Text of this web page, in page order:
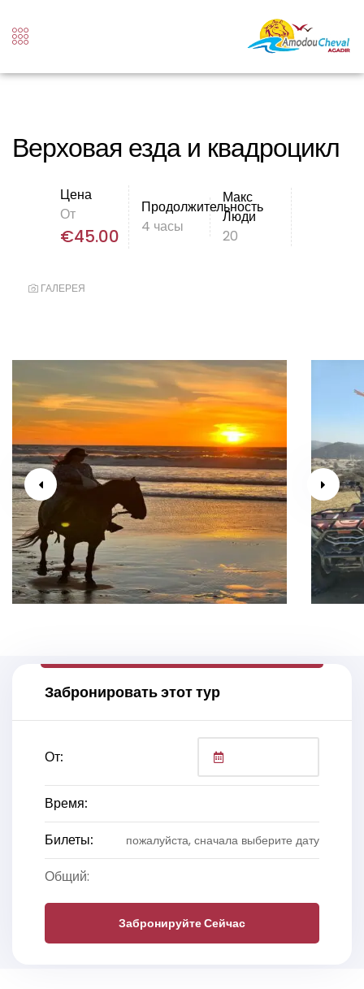
Верховая езда и квадроцикл
Цена
От
€45.00
Продолжительность
4 часы
Макс
Люди
20
ГАЛЕРЕЯ
Забронировать этот тур
От:
Время:
Билеты:
пожалуйста, сначала выберите дату
Общий:
Забронируйте Сейчас